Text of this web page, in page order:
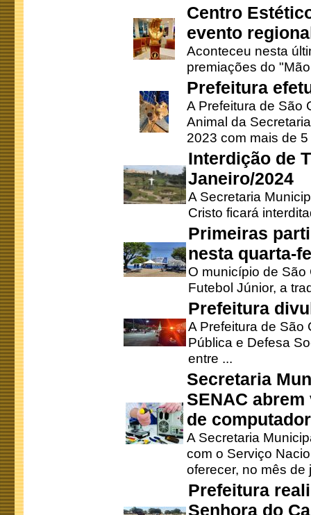
Centro
evento
Aconteceu nesta
premiações do
Prefeitura
A Prefeitura de São
Animal da
2023 com mais de 5
Interdição de
Janeiro/2024
A Secretaria
Cristo ficará
Primeiras
nesta quarta-
O município de
Futebol Júnior, a
Prefeitura
A Prefeitura de São
Pública e Defesa
entre ...
Secretaria
SENAC
de
A Secretaria
com o Serviço
oferecer, no mês de
Prefeitura
Senhora do